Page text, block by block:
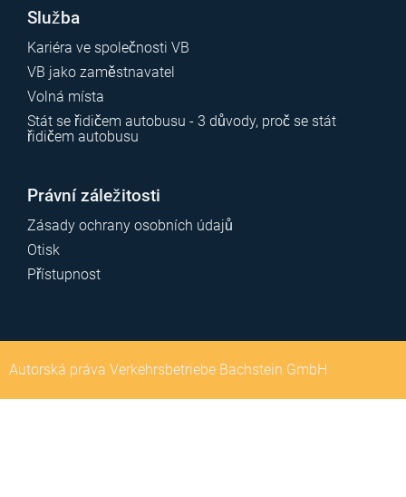
Služba
Kariéra ve společnosti VB
VB jako zaměstnavatel
Volná místa
Stát se řidičem autobusu - 3 důvody, proč se stát
řidičem autobusu
Právní záležitosti
Zásady ochrany osobních údajů
Otisk
Přístupnost
Autorská práva Verkehrsbetriebe Bachstein GmbH